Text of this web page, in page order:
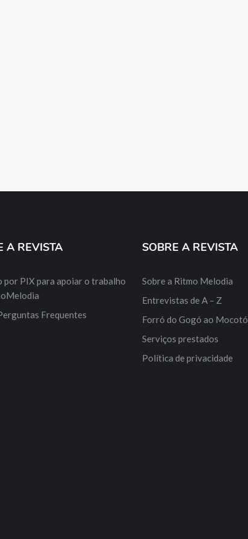
A REVISTA
por PIX para apoiar o trabalho
Frequentes
SOBRE A REVISTA
Sobre a Ritmo Melodia
Entrevistas de A – Z
Forró do Gogó ao Mocotó
Serviços prestados
Política de privacidade